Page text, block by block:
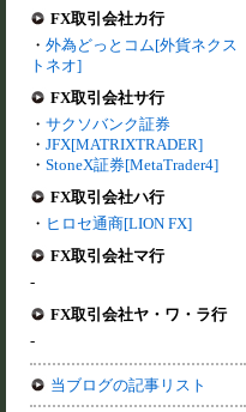
FX取引会社カ行
・ 外為どっとコム[外貨ネクス
トネオ]
FX取引会社サ行
・ サクソバンク証券
・ JFX[MATRIXTRADER]
・ StoneX証券[MetaTrader4]
FX取引会社ハ行
・ ヒロセ通商[LION FX]
FX取引会社マ行
-
FX取引会社ヤ・ワ・ラ行
-
当ブログの記事リスト